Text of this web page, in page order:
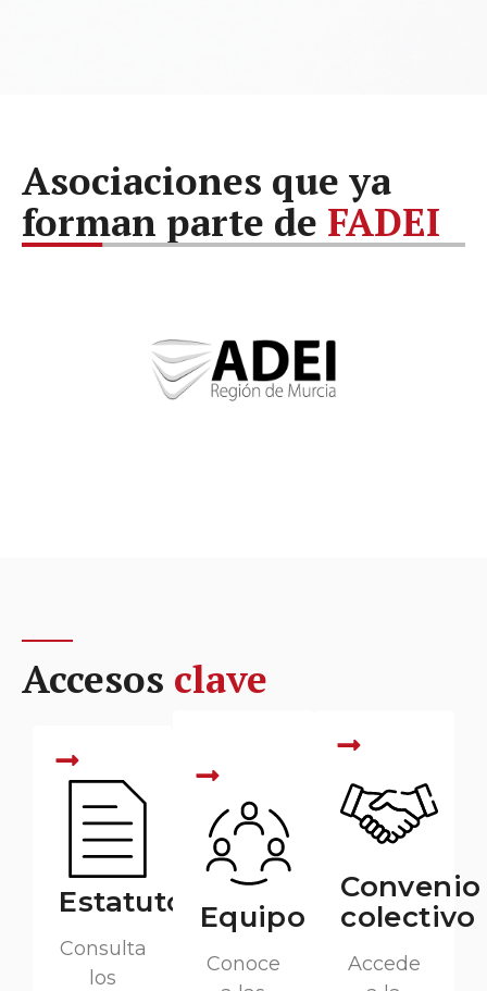
Asociaciones que ya
forman parte de FADEI
Accesos clave
Estatutos
Consulta
los
Equipo
Conoce
Convenio
colectivo
Accede